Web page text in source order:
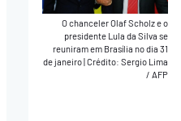
O chanceler Olaf Scholz e o
presidente Lula da Silva se
reuniram em Brasília no dia 31
de janeiro Crédito: Sergio Lima
/ AFP